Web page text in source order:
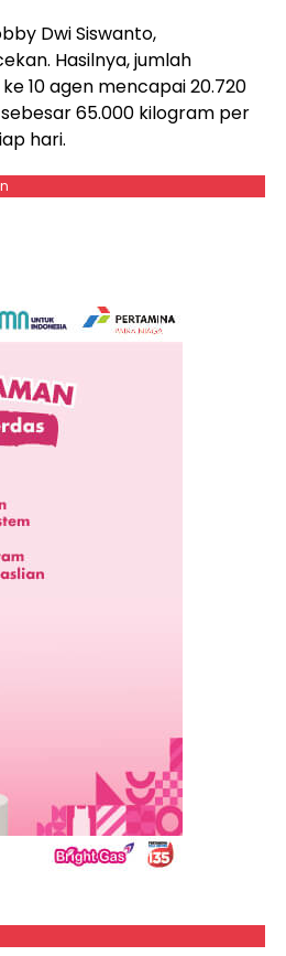
Dwi Siswanto,
Hasilnya, jumlah
10 agen mencapai 20.720
65.000 kilogram per
hari.